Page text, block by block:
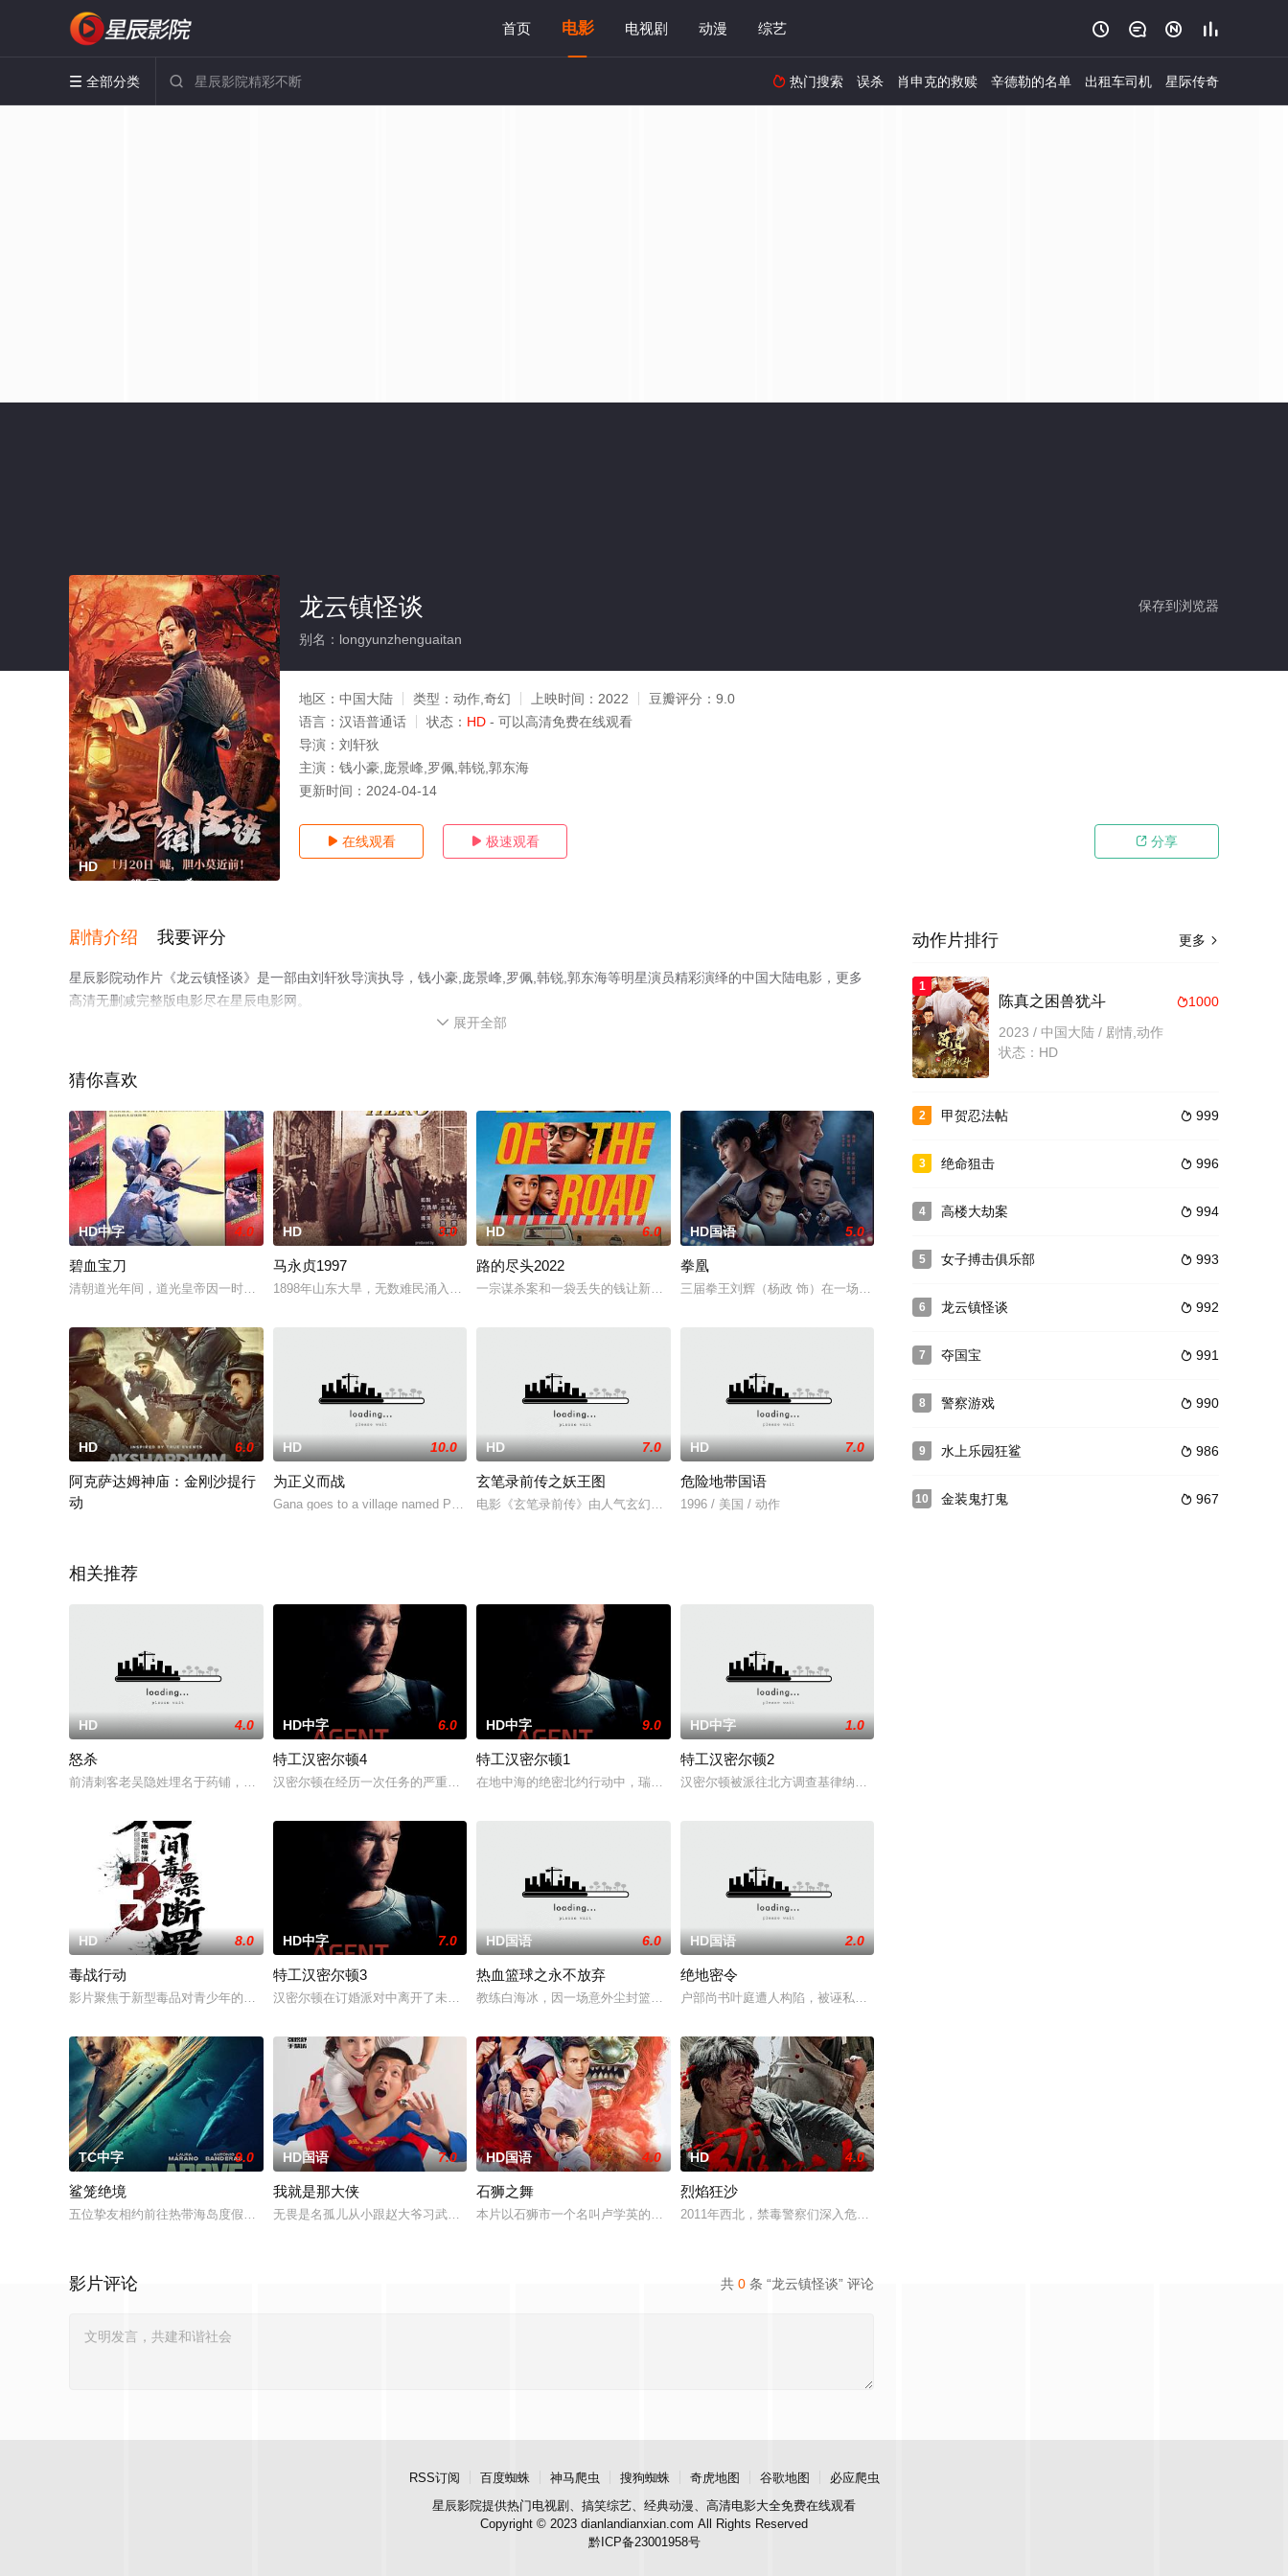
首页 电影 电视剧 动漫 综艺    
 全部分类   热门搜索 误杀 肖申克的救赎 辛德勒的名单 出租车司机 星际传奇
HD
保存到浏览器
龙云镇怪谈
别名：longyunzhenguaitan
地区： 中国大陆 类型： 动作,奇幻 上映时间： 2022 豆瓣评分： 9.0
语言： 汉语普通话 状态： HD - 可以高清免费在线观看
导演： 刘轩狄
主演： 钱小豪,庞景峰,罗佩,韩锐,郭东海
更新时间： 2024-04-14
 在线观看  极速观看  分享
剧情介绍 我要评分
星辰影院动作片《龙云镇怪谈》是一部由刘轩狄导演执导，钱小豪,庞景峰,罗佩,韩锐,郭东海等明星演员精彩演绎的中国大陆电影，更多
高清无删减完整版电影尽在星辰电影网。
 展开全部
猜你喜欢
HD中字 4.0
碧血宝刀
清朝道光年间，道光皇帝因一时震怒．命侍卫王得宝持宝刀赐宠妃自刎。片刻之后，即感后悔，急命人收回成命，但宠妃已死。道光不愿
HD 3.0
马永贞1997
1898年山东大旱，无数难民涌入上海求生，人流中马永贞（金城武 饰）、马大祥（元华 饰）兄弟俩亦来到这片英国人掌控下的东
HD 6.0
路的尽头2022
一宗谋杀案和一袋丢失的钱让新近丧夫的布兰达和家人陷入了危险，这个母亲不得不在公路逃亡中竭力保护家人。
HD国语 5.0
拳凰
三届拳王刘辉（杨政 饰）在一场综合格斗赛中惨败，不得不告别拳台，从此一蹶不振。时隔两年，由格斗圈大
HD 6.0
阿克萨达姆神庙：金刚沙提行
动
HD 10.0
为正义而战
Gana goes to a village named Parnasala on his father’s order
HD 7.0
玄笔录前传之妖王图
电影《玄笔录前传》由人气玄幻漫画《大唐玄笔录》的核心内容改编而来，讲述高冷捉妖师吴小邪、呆萌和尚无欲与古灵精怪的黑灵儿等
HD 7.0
危险地带国语
1996 / 美国 / 动作
相关推荐
HD 4.0
怒杀
前清刺客老吴隐姓埋名于药铺，却为守护单亲母女小茜和依依，被迫出手击杀黑帮一伙而暴露身份。幕后黑手向爷派杀手左轮抓住母女二
HD中字 6.0
特工汉密尔顿4
汉密尔顿在经历一次任务的严重后果后，陷入了自我毁灭的状态。然而，他被说服去执行他最擅长的任务——前往波兰找回一个掌握重要
HD中字 9.0
特工汉密尔顿1
在地中海的绝密北约行动中，瑞典攻击潜水员遇害。汉密尔顿，受害者的老友，前往法国土伦军事基地展开调查。他与克里斯汀伪装身份
HD中字 1.0
特工汉密尔顿2
汉密尔顿被派往北方调查基律纳太空项目的间谍行为，同时发现有人从瑞典窃取秘密武器材料。他被调至布鲁
HD 8.0
毒战行动
影片聚焦于新型毒品对青少年的危害，对社会秩序的破坏为主题，旨在通过电影让观众意识到毒品的可怕，着重塑造了缉毒警察在危险环
HD中字 7.0
特工汉密尔顿3
汉密尔顿在订婚派对中离开了未婚妻，但他内心仍然渴望过正常生活。一名科学家被绑架，重要信息面临泄露风险。汉密尔顿决定返回未
HD国语 6.0
热血篮球之永不放弃
教练白海冰，因一场意外尘封篮球梦。为完成病危师兄的嘱托，他接手一支被嘲为“无胜利队”的业余球队。当一群问题少年遇上背负阴
HD国语 2.0
绝地密令
户部尚书叶庭遭人构陷，被诬私贪国库银两，身陷囹圄在即，叶庭急召其子叶护相见。叶护心知父亲蒙冤，却
TC中字 9.0
鲨笼绝境
五位挚友相约前往热带海岛度假，计划在碧蓝海域中体验刺激的鲨鱼笼潜水，同时享受奢靡的派对狂欢。然而他们浑然不知，这趟旅程不
HD国语 7.0
我就是那大侠
无畏是名孤儿从小跟赵大爷习武收废品，做事一根筋的他总被误解。在经历一次重大事件后，被迫加入保健品公司，实现了自我价值体验
HD国语 4.0
石狮之舞
本片以石狮市一个名叫卢学英的年轻人为主人公，以他的一段人生经历为媒介。讲述了石狮当地非物质文化遗产——石狮狮阵，是如何传
HD 4.0
烈焰狂沙
2011年西北，禁毒警察们深入危险境地，与毒贩展开了一场惊心动魄的较量。三年后，杨天追查战友马超遇害
共 0 条 “龙云镇怪谈” 评论
影片评论
更多 
动作片排行
1
1000
陈真之困兽犹斗
2023 / 中国大陆 / 剧情,动作
状态：HD
2  999
甲贺忍法帖
3  996
绝命狙击
4  994
高楼大劫案
5  993
女子搏击俱乐部
6  992
龙云镇怪谈
7  991
夺国宝
8  990
警察游戏
9  986
水上乐园狂鲨
10  967
金装鬼打鬼
RSS订阅 百度蜘蛛 神马爬虫 搜狗蜘蛛 奇虎地图 谷歌地图
必应爬虫
星辰影院提供热门电视剧、搞笑综艺、经典动漫、高清电影大全免费在线观看
Copyright © 2023 dianlandianxian.com All Rights Reserved
黔ICP备23001958号